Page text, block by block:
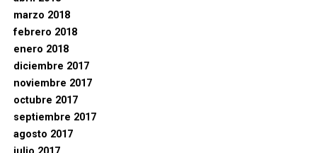
marzo 2018
febrero 2018
enero 2018
diciembre 2017
noviembre 2017
octubre 2017
septiembre 2017
agosto 2017